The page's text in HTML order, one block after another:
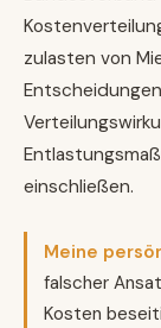
zulasten von
einschließen.
Meine
falscher
Kosten